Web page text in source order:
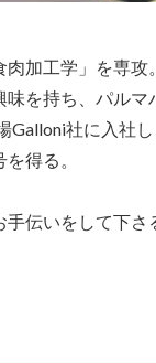
加工学」を専
を持ち、パルマ
社に入社
得る。
伝いをして下